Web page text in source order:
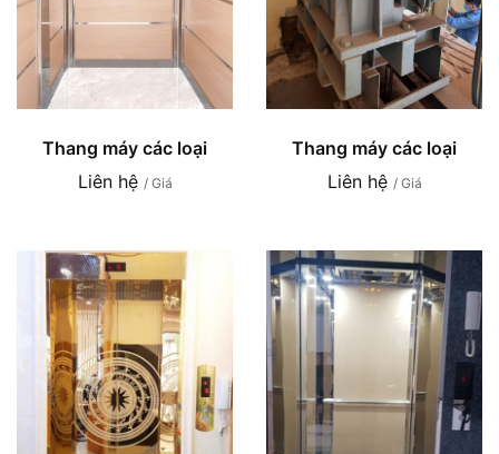
Thang máy các loại
Liên hệ / Giá
Thang máy các loại
Liên hệ / Giá